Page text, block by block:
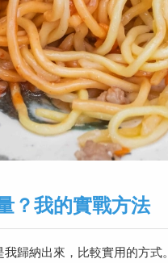
？我的實戰方法
歸納出來，比較實用的方式。